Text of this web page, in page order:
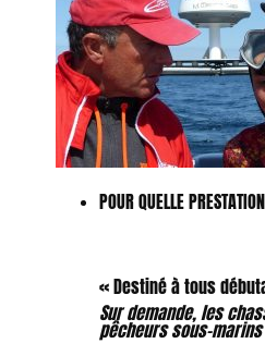
FFESSM)
-
3
journées
POUR QUELLE
« Destiné à tous
Sur demande, les
pêcheurs sous-marins